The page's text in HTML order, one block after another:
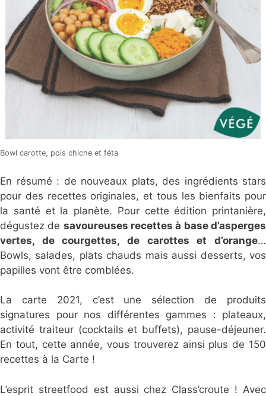
Bowl carotte, pois chiche et féta
En résumé : de nouveaux plats, des ingrédients stars
pour des recettes originales, et tous les bienfaits pour
la santé et la planète. Pour cette édition printanière,
dégustez de savoureuses recettes à base d’asperges
vertes, de courgettes, de carottes et d’orange…
Bowls, salades, plats chauds mais aussi desserts, vos
papilles vont être comblées.
La carte 2021, c’est une sélection de produits
signatures pour nos différentes gammes : plateaux,
activité traiteur (cocktails et buffets), pause-déjeuner.
En tout, cette année, vous trouverez ainsi plus de 150
recettes à la Carte !
L’esprit streetfood est aussi chez Class’croute ! Avec